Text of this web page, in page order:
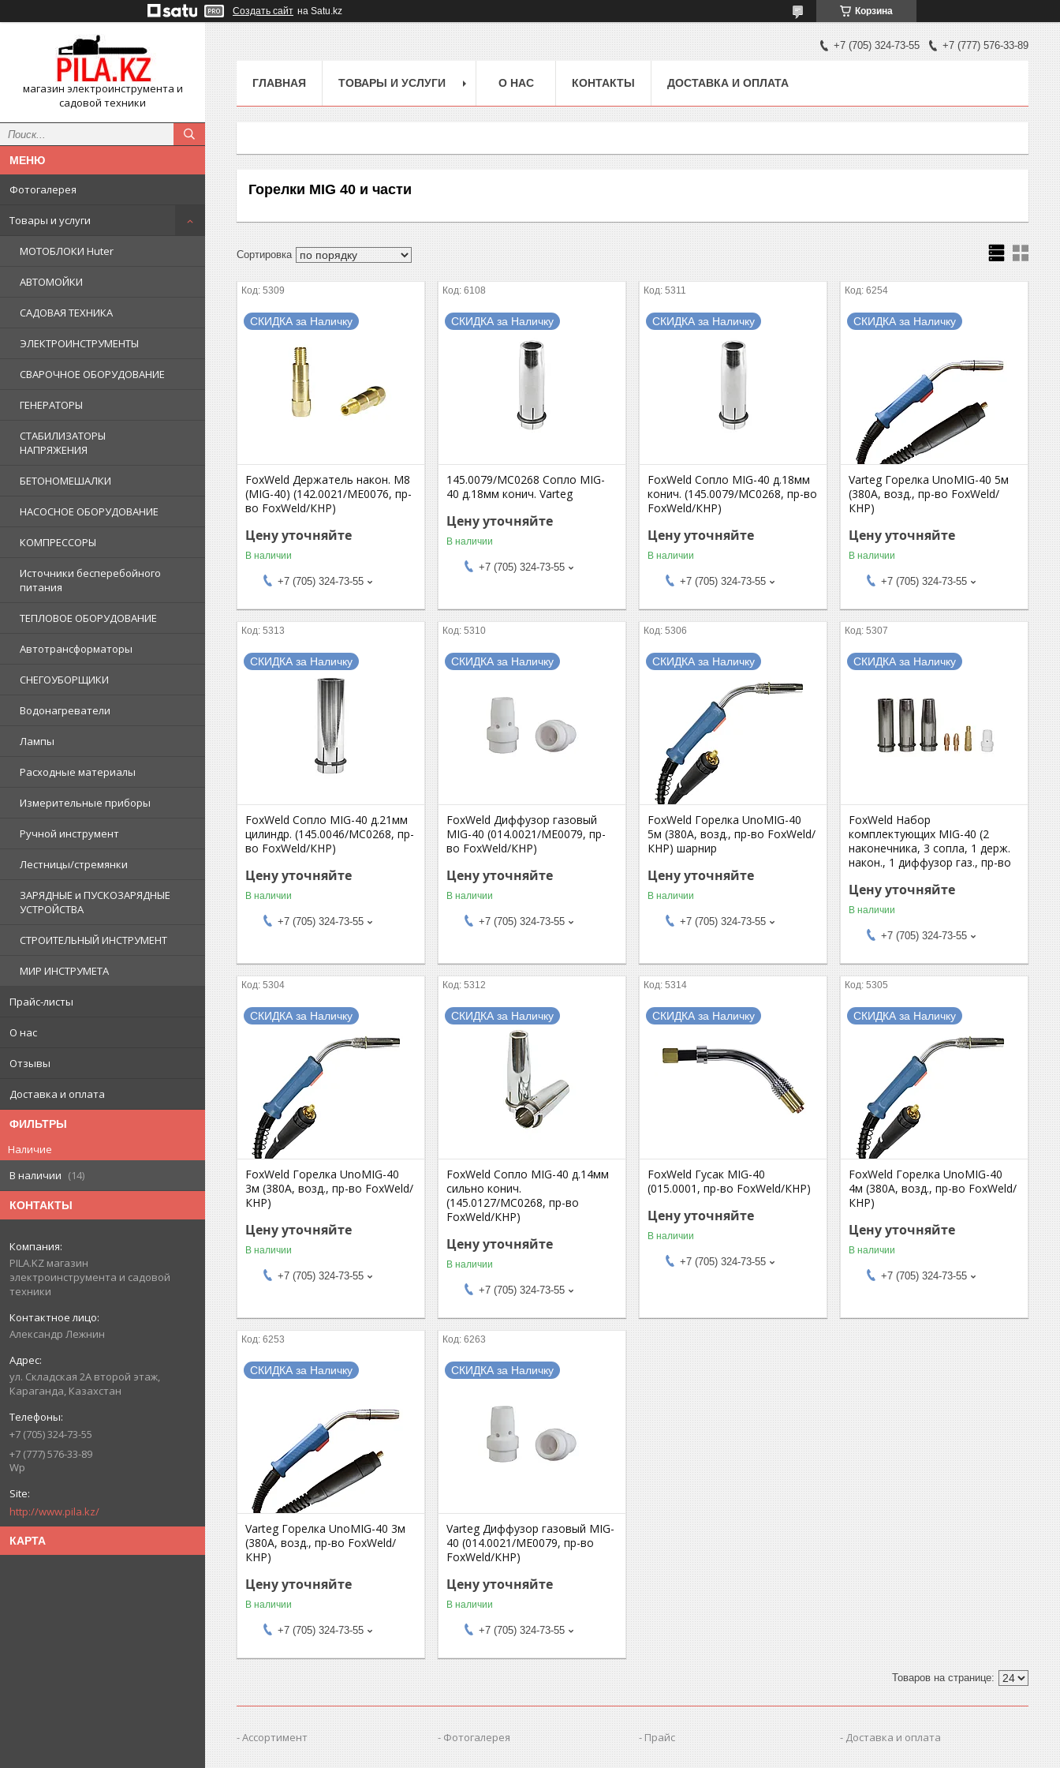
Создать сайт на Satu.kz Корзина
магазин электроинструмента и
садовой техники
Фотогалерея
Товары и услуги
МОТОБЛОКИ Huter
АВТОМОЙКИ
САДОВАЯ ТЕХНИКА
ЭЛЕКТРОИНСТРУМЕНТЫ
СВАРОЧНОЕ ОБОРУДОВАНИЕ
ГЕНЕРАТОРЫ
СТАБИЛИЗАТОРЫ
НАПРЯЖЕНИЯ
БЕТОНОМЕШАЛКИ
НАСОСНОЕ ОБОРУДОВАНИЕ
КОМПРЕССОРЫ
Источники бесперебойного
питания
ТЕПЛОВОЕ ОБОРУДОВАНИЕ
Автотрансформаторы
СНЕГОУБОРЩИКИ
Водонагреватели
Лампы
Расходные материалы
Измерительные приборы
Ручной инструмент
Лестницы/стремянки
ЗАРЯДНЫЕ и ПУСКОЗАРЯДНЫЕ
УСТРОЙСТВА
СТРОИТЕЛЬНЫЙ ИНСТРУМЕНТ
МИР ИНСТРУМЕТА
Прайс-листы
О нас
Отзывы
Доставка и оплата
ФИЛЬТРЫ
Наличие
В наличии
14
КОНТАКТЫ
PILA.KZ магазин
электроинструмента и садовой
техники
Александр Лежнин
ул. Складская 2А второй этаж,
Караганда, Казахстан
+7 (705) 324-73-55
+7 (777) 576-33-89
Wp
http://www.pila.kz/
КАРТА
+7 (705) 324-73-55 +7 (777) 576-33-89
ГЛАВНАЯ ТОВАРЫ И УСЛУГИ О НАС КОНТАКТЫ ДОСТАВКА И ОПЛАТА
Горелки MIG 40 и части
5309
СКИДКА за Наличку
FoxWeld Держатель након. M8
(MIG-40) (142.0021/ME0076, пр-
во FoxWeld/КНР)
Цену уточняйте
В наличии
+7 (705) 324-73-55
6108
СКИДКА за Наличку
145.0079/MC0268 Сопло MIG-
40 д.18мм конич. Varteg
Цену уточняйте
В наличии
+7 (705) 324-73-55
5311
СКИДКА за Наличку
FoxWeld Сопло MIG-40 д.18мм
конич. (145.0079/MC0268, пр-во
FoxWeld/КНР)
Цену уточняйте
В наличии
+7 (705) 324-73-55
6254
СКИДКА за Наличку
Varteg Горелка UnoMIG-40 5м
(380А, возд., пр-во FoxWeld/
КНР)
Цену уточняйте
В наличии
+7 (705) 324-73-55
5313
СКИДКА за Наличку
FoxWeld Сопло MIG-40 д.21мм
цилиндр. (145.0046/MC0268, пр-
во FoxWeld/КНР)
Цену уточняйте
В наличии
+7 (705) 324-73-55
5310
СКИДКА за Наличку
FoxWeld Диффузор газовый
MIG-40 (014.0021/ME0079, пр-
во FoxWeld/КНР)
Цену уточняйте
В наличии
+7 (705) 324-73-55
5306
СКИДКА за Наличку
FoxWeld Горелка UnoMIG-40
5м (380А, возд., пр-во FoxWeld/
КНР) шарнир
Цену уточняйте
В наличии
+7 (705) 324-73-55
5307
СКИДКА за Наличку
FoxWeld Набор
комплектующих MIG-40 (2
наконечника, 3 сопла, 1 держ.
након., 1 диффузор газ., пр-во
Цену уточняйте
В наличии
+7 (705) 324-73-55
5304
СКИДКА за Наличку
FoxWeld Горелка UnoMIG-40
3м (380А, возд., пр-во FoxWeld/
КНР)
Цену уточняйте
В наличии
+7 (705) 324-73-55
5312
СКИДКА за Наличку
FoxWeld Сопло MIG-40 д.14мм
сильно конич.
(145.0127/MC0268, пр-во
FoxWeld/КНР)
Цену уточняйте
В наличии
+7 (705) 324-73-55
5314
СКИДКА за Наличку
FoxWeld Гусак MIG-40
(015.0001, пр-во FoxWeld/КНР)
Цену уточняйте
В наличии
+7 (705) 324-73-55
5305
СКИДКА за Наличку
FoxWeld Горелка UnoMIG-40
4м (380А, возд., пр-во FoxWeld/
КНР)
Цену уточняйте
В наличии
+7 (705) 324-73-55
6253
СКИДКА за Наличку
Varteg Горелка UnoMIG-40 3м
(380А, возд., пр-во FoxWeld/
КНР)
Цену уточняйте
В наличии
+7 (705) 324-73-55
6263
СКИДКА за Наличку
Varteg Диффузор газовый MIG-
40 (014.0021/ME0079, пр-во
FoxWeld/КНР)
Цену уточняйте
В наличии
+7 (705) 324-73-55
Ассортимент Фотогалерея Прайс Доставка и оплата